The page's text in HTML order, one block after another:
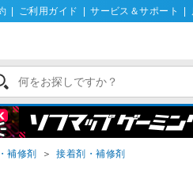
ご利用ガイド サービス＆サポート
補修剤 ＞ 接着剤・補修剤